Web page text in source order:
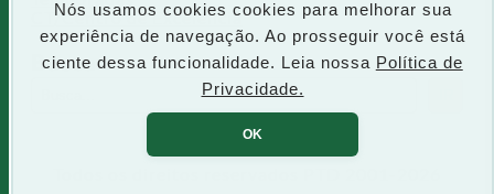
Nós usamos cookies cookies para melhorar sua
experiência de navegação. Ao prosseguir você está
ciente dessa funcionalidade. Leia nossa Política de
Privacidade.
OK
CT/Centro de Excelência
Busca
P
e
q
u